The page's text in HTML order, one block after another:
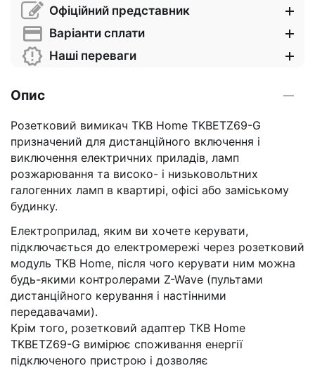
Офіційний представник
Варіанти сплати
Наші переваги
Опис
Розетковий вимикач TKB Home TKBETZ69-G
призначений для дистанційного включення і
виключення електричних приладів, ламп
розжарювання та високо- і низьковольтних
галогенних ламп в квартирі, офісі або заміському
будинку.
Електроприлад, яким ви хочете керувати,
підключається до електромережі через розетковий
модуль TKB Home, після чого керувати ним можна
будь-якими контролерами Z-Wave (пультами
дистанційного керування і настінними
передавачами).
Крім того, розетковий адаптер TKB Home
TKBETZ69-G вимірює споживання енергії
підключеного пристрою і дозволяє